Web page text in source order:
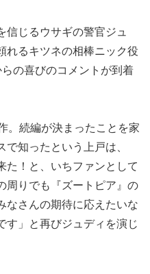
信じるウサギの警官ジュ
れるキツネの相棒ニック役
の喜びのコメントが到着
。続編が決まったことを家
知ったという上戸は、
た！と、いちファンとして
周りでも『ズートピア』の
なさんの期待に応えたいな
す」と再びジュディを演じ